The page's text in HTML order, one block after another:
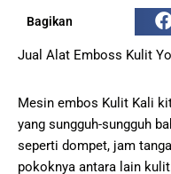
Bagikan
Jual Alat Emboss Kulit
Mesin embos Kulit Kali
yang sungguh-sungguh
seperti dompet, jam
pokoknya antara lain